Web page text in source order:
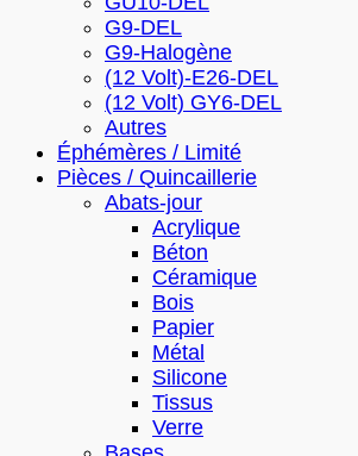
G9-DEL
G9-Halogène
(12 Volt)-E26-DEL
(12 Volt) GY6-DEL
Autres
Éphémères / Limité
Pièces / Quincaillerie
Abats-jour
Acrylique
Béton
Céramique
Bois
Papier
Métal
Silicone
Tissus
Verre